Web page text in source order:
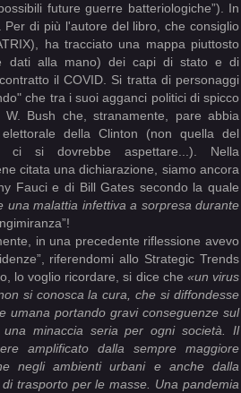
future guerre batteriologiche”). In
di più l'autore del libro, che consiglio
ha tracciato una mappa piuttosto
dati alla mano) dei capi di stato e di
il COVID. Si tratta di personaggi
che tra i suoi agganci politici di spicco
Bush che, stranamente, pare abbia
della Clinton (non quella del
ci si dovrebbe aspettare...). Nella
citata una dichiarazione, siamo ancora
Fauci e di Bill Gates secondo la quale
una malattia infettiva a sorpresa durante
in una precedente riflessione avevo
riferendomi allo Strategic Trends
lo voglio ricordare, si dice che «un virus
si conosca la cura, che si diffondesse
umana portando gravi conseguenze sul
una minaccia seria per ogni società. Il
amplificato dalla sempre maggiore
negli ambienti urbani e anche dalla
trasporto per le masse. Una pandemia